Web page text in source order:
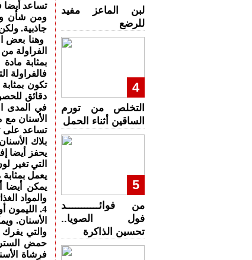
تساعد أيضا
ومن شأن
جاذبية.
الفراولة
بمثابة
فالفراولة
دقائق
في المدى
تساعد على
بلاك
يحفز أيضا
التي تغير
يمكن أيضا
والمواد
4.
الأسنان.
والتي
حمض
فرشاة
لبن الماعز مفيد
للرضع
4
التخلص من تورم
الساقين أثناء الحمل
5
من فوائـــــــــــد
فول الصويا..
تحسين الذاكرة